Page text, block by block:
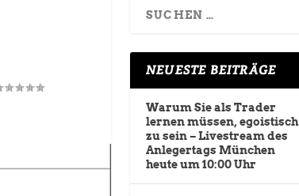
NEUESTE BEITRÄGE
Warum Sie als Trader
lernen müssen, egoistisch
zu sein – Livestream des
Anlegertags München
heute um 10:00 Uhr